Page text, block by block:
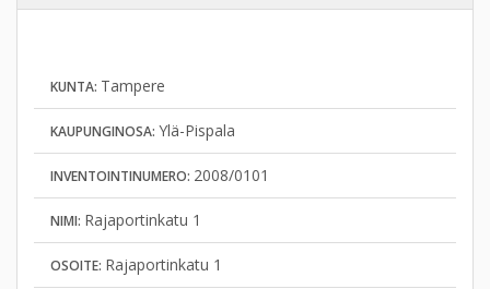
KUNTA: Tampere
KAUPUNGINOSA: Ylä-Pispala
INVENTOINTINUMERO: 2008/0101
NIMI: Rajaportinkatu 1
OSOITE: Rajaportinkatu 1